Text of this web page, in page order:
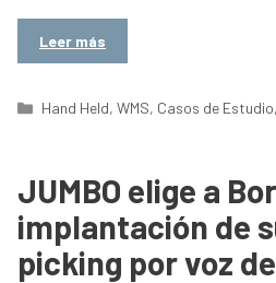
Leer más
Categorías
Hand Held,WMS, Casos de Estudio,
JUMBO elige a
implantación de
picking por voz